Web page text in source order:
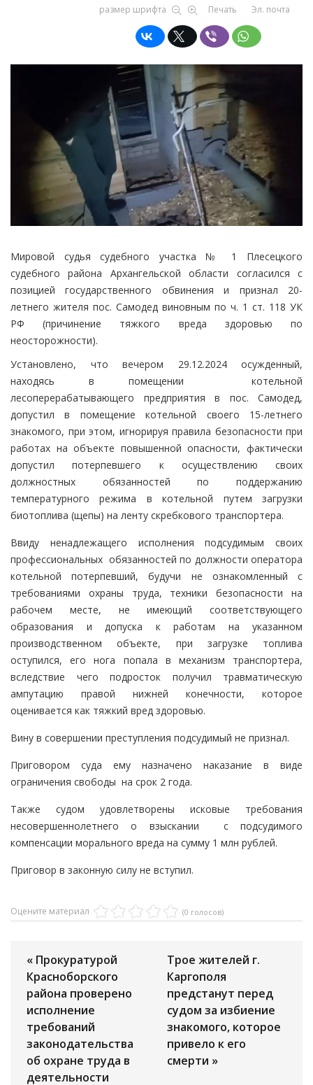
размер шрифта
Печать Эл. почта
Мировой судья судебного участка № 1 Плесецкого
судебного района Архангельской области согласился с
позицией государственного обвинения и признал 20-
летнего жителя пос. Самодед виновным по ч. 1 ст. 118 УК
РФ (причинение тяжкого вреда здоровью по
неосторожности).
Установлено, что вечером 29.12.2024 осужденный,
находясь в помещении котельной
лесоперерабатывающего предприятия в пос. Самодед,
допустил в помещение котельной своего 15-летнего
знакомого, при этом, игнорируя правила безопасности при
работах на объекте повышенной опасности, фактически
допустил потерпевшего к осуществлению своих
должностных обязанностей по поддержанию
температурного режима в котельной путем загрузки
биотоплива (щепы) на ленту скребкового транспортера.
Ввиду ненадлежащего исполнения подсудимым своих
профессиональных обязанностей по должности оператора
котельной потерпевший, будучи не ознакомленный с
требованиями охраны труда, техники безопасности на
рабочем месте, не имеющий соответствующего
образования и допуска к работам на указанном
производственном объекте, при загрузке топлива
оступился, его нога попала в механизм транспортера,
вследствие чего подросток получил травматическую
ампутацию правой нижней конечности, которое
оценивается как тяжкий вред здоровью.
Вину в совершении преступления подсудимый не признал.
Приговором суда ему назначено наказание в виде
ограничения свободы на срок 2 года.
Также судом удовлетворены исковые требования
несовершеннолетнего о взыскании с подсудимого
компенсации морального вреда на сумму 1 млн рублей.
Приговор в законную силу не вступил.
Оцените материал (0 голосов)
« Прокуратурой
Красноборского
района проверено
исполнение
требований
законодательства
об охране труда в
деятельности
Трое жителей г.
Каргополя
предстанут перед
судом за избиение
знакомого, которое
привело к его
смерти »